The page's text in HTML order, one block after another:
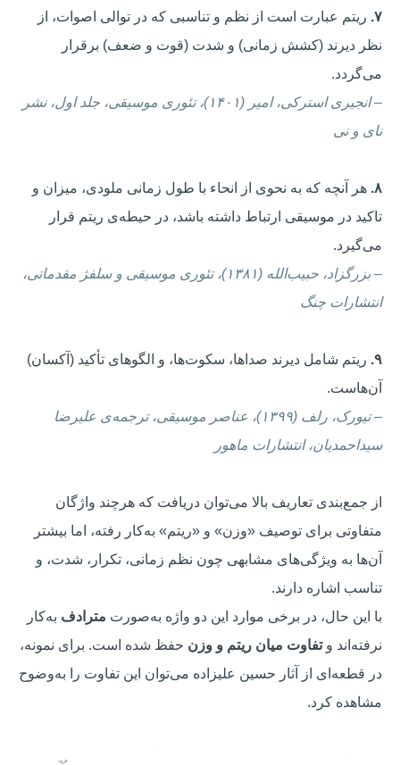
۷. ریتم عبارت است از نظم و تناسبی که در توالی اصوات، از
نظر دیرند (کشش زمانی) و شدت (قوت و ضعف) برقرار
می‌گردد.
–
انجیری استرکی، امیر (۱۴۰۱)، تئوری موسیقی، جلد اول، نشر
نای و نی
۸. هر آنچه که به نحوی از انحاء با طول زمانی ملودی، میزان و
تاکید در موسیقی ارتباط داشته باشد، در حیطه‌ی ریتم قرار
می‌گیرد.
–
بزرگزاد، حبیب‌الله (۱۳۸۱)، تئوری موسیقی و سلفژ مقدماتی،
انتشارات چنگ
۹. ریتم شامل دیرند صداها، سکوت‌ها، و الگوهای تأکید (آکسان)
آن‌هاست.
–
تیورک، رلف (۱۳۹۹)، عناصر موسیقی، ترجمه‌ی علیرضا
سیداحمدیان، انتشارات ماهور
از جمع‌بندی تعاریف بالا می‌توان دریافت که هرچند واژگان
متفاوتی برای توصیف «وزن» و «ریتم» به‌کار رفته، اما بیشتر
آن‌ها به ویژگی‌های مشابهی چون نظم زمانی، تکرار، شدت، و
تناسب اشاره دارند.
با این حال، در برخی موارد این دو واژه به‌صورت مترادف به‌کار
نرفته‌اند وتفاوت میان ریتم و وزن حفظ شده است. برای نمونه،
در قطعه‌ای از آثار حسین علیزاده می‌توان این تفاوت را به‌وضوح
مشاهده کرد.